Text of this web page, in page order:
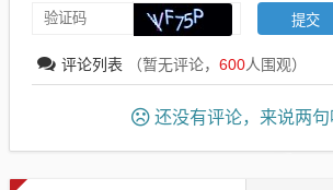
评论列表 （暂无评论， 600人围观）
还没有评论，来说两句